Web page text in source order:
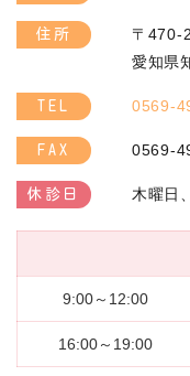
住所
〒470-
愛知県
TEL 0569-
FAX 0569-
休診日 木曜日
9:00～12:00
16:00～19:00